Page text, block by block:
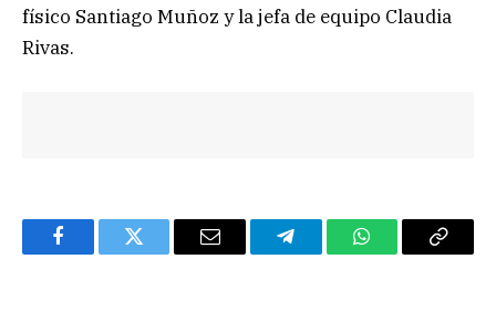
físico Santiago Muñoz y la jefa de equipo Claudia
Rivas.
FacebookTwitter Email TelegramWhatsAppCopy